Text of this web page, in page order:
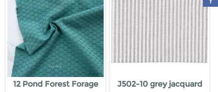
12 Pond Forest Forage
J502-10 grey jacquard